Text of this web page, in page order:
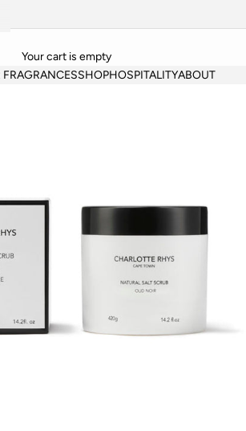
Your cart is empty
SHOPHOSPITALITYABOUT